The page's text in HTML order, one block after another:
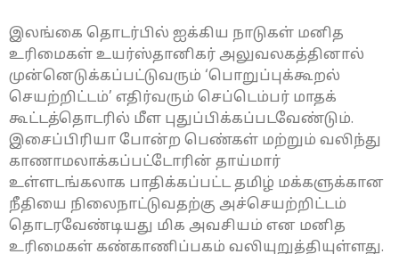
இலங்கை தொடர்பில் ஐக்கிய நாடுகள் மனித
உரிமைகள் உயர்ஸ்தானிகர் அலுவலகத்தினால்
முன்னெடுக்கப்பட்டுவரும் ‘பொறுப்புக்கூறல்
செயற்றிட்டம்’ எதிர்வரும் செப்டெம்பர் மாதக்
கூட்டத்தொடரில் மீள புதுப்பிக்கப்படவேண்டும்.
இசைப்பிரியா போன்ற பெண்கள் மற்றும் வலிந்து
காணாமலாக்கப்பட்டோரின் தாய்மார்
உள்ளடங்கலாக பாதிக்கப்பட்ட தமிழ் மக்களுக்கான
நீதியை நிலைநாட்டுவதற்கு அச்செயற்றிட்டம்
தொடரவேண்டியது மிக அவசியம் என மனித
உரிமைகள் கண்காணிப்பகம் வலியுறுத்தியுள்ளது.